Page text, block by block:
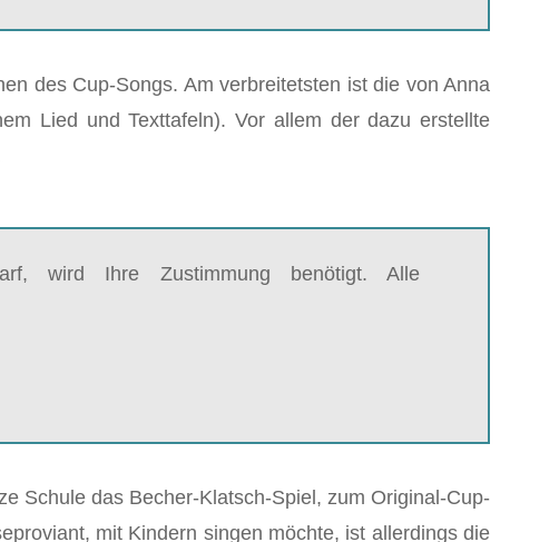
des Cup-Songs. Am verbreitetsten ist die von Anna
Lied und Texttafeln). Vor allem der dazu erstellte
wird Ihre Zustimmung benötigt. Alle
Schule das Becher-Klatsch-Spiel, zum Original-Cup-
mit Kindern singen möchte, ist allerdings die